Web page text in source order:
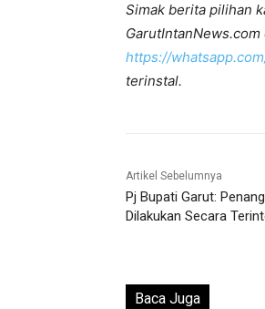
Simak berita pilihan
https://
terinstal.
Artikel Sebelumnya
Pj Bupati Garut:
Dilakukan Secara
Baca Juga